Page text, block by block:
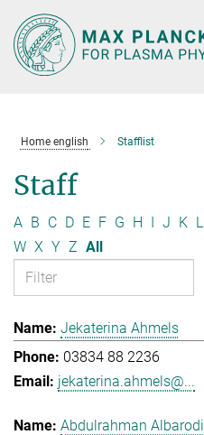
Main-
Content
Home english Stafflist
Staff
A B C D E F G H I J K L
W X Y Z All
Jekaterina Ahmels
03834 88 2236
jekaterina.ahmels@...
Abdulrahman Albarodi